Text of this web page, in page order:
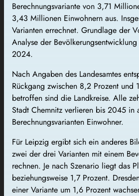
Berechnungsvariante von 3,71
3,43 Millionen Einwohnern aus.
Varianten errechnet. Grundlage der
Analyse der
2024.
Nach Angaben des Landesamtes
Rückgang zwischen 8,2 Prozent und
betroffen sind die Landkreise. Alle
Stadt Chemnitz verlieren bis 2045 in
Berechnungsvarianten Einwohner.
Für Leipzig ergibt sich ein anderes
zwei der drei Varianten mit einem
rechnen. Je nach Szenario liegt das
beziehungsweise 1,7 Prozent.
einer Variante um 1,6 Prozent